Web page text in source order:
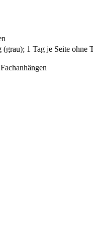
1 Tag je Seite ohne